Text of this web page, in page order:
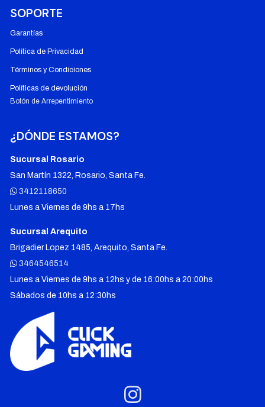
SOPORTE
Garantías
Política de Privacidad
Términos y Condiciones
Políticas de devolución
Botón de Arrepentimiento
¿DÓNDE ESTAMOS?
Sucursal Rosario
San Martín 1322, Rosario, Santa Fe.
3412118650
Lunes a Viernes de 9hs a 17hs
Sucursal Arequito
Brigadier Lopez 1485, Arequito, Santa Fe.
3464546514
Lunes a Viernes de 9hs a 12hs y de 16:00hs a 20:00hs
Sábados de 10hs a 12:30hs